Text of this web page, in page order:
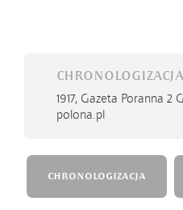
1917, Gazeta Poranna 2
polona.pl
CHRONOLOGIZACJA